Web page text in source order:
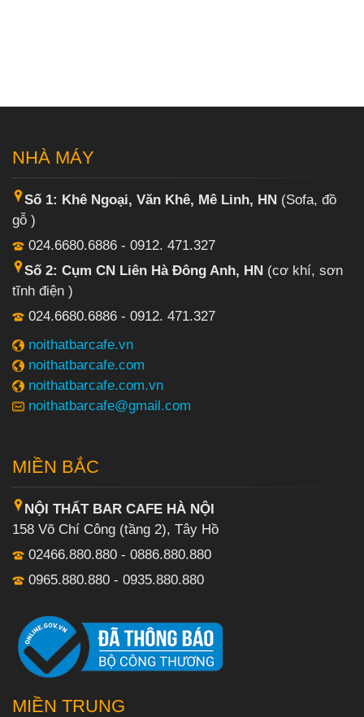
NHÀ MÁY
Số 1: Khê Ngoại, Văn Khê, Mê Linh, HN (Sofa, đồ
gỗ )
024.6680.6886 - 0912. 471.327
Số 2: Cụm CN Liên Hà Đông Anh, HN (cơ khí, sơn
tĩnh điện )
024.6680.6886 - 0912. 471.327
noithatbarcafe.vn
noithatbarcafe.com
noithatbarcafe.com.vn
noithatbarcafe@gmail.com
MIỀN BẮC
NỘI THẤT BAR CAFE HÀ NỘI
158 Võ Chí Công (tầng 2), Tây Hồ
02466.880.880 - 0886.880.880
0965.880.880 - 0935.880.880
MIỀN TRUNG